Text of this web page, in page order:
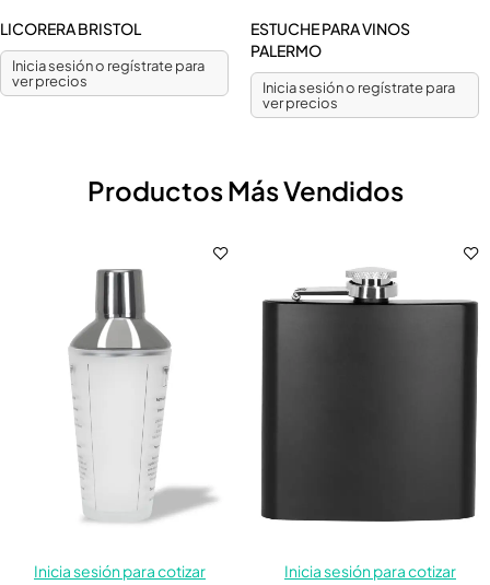
LICORERA BRISTOL
Inicia sesión o regístrate para
ver precios
ESTUCHE PARA VINOS
PALERMO
Inicia sesión o regístrate para
ver precios
Productos Más Vendidos
Inicia sesión para cotizar
Inicia sesión para cotizar